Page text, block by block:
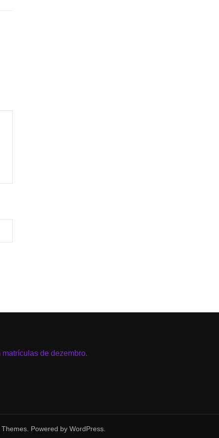
Themes . Powered by WordPress